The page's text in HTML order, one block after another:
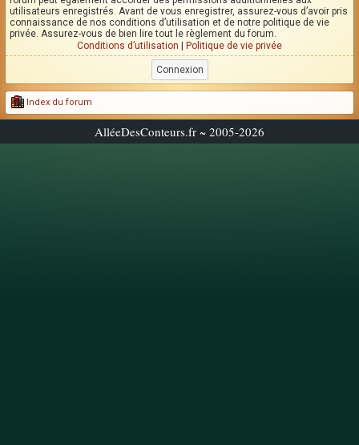
utilisateurs enregistrés. Avant de vous enregistrer, assurez-vous d’avoir pris
connaissance de nos conditions d’utilisation et de notre politique de vie
privée. Assurez-vous de bien lire tout le règlement du forum.
Conditions d’utilisation
Politique de vie privée
Index du forum
AlléeDesConteurs.fr ~ 2005-2026